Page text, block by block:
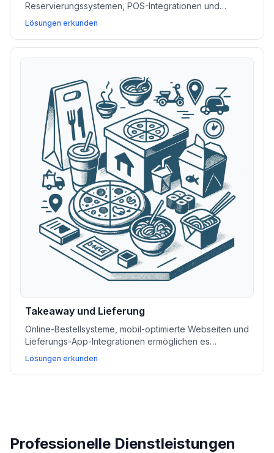
Reservierungssystemen, POS-Integrationen und
lokalen SEO-Tools helfen Restaurants und Cafés,
Buchungen zu steigern, den Service zu optimieren und
mehr Gäste anzuziehen.
Lösungen erkunden
Takeaway und Lieferung
Online-Bestellsysteme, mobil-optimierte Webseiten und
Lieferungs-App-Integrationen ermöglichen es
Takeaway- und Fast-Casual-Betrieben, Abläufe zu
optimieren und wiederkehrende Verkäufe zu steigern.
Lösungen erkunden
Professionelle Dienstleistungen